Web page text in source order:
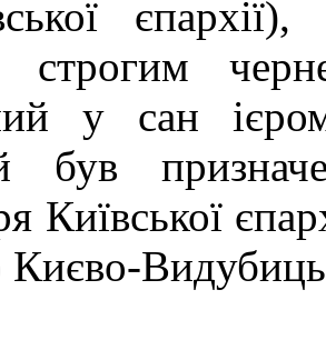
строгим
у сан
був
Київської
Києво-